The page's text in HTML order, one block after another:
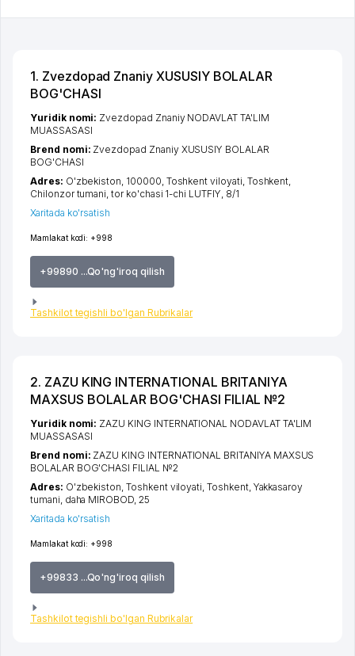
1. Zvezdopad Znaniy XUSUSIY BOLALAR
BOG'CHASI
Mamlakat kodi: +998
+99890 ...Qo'ng'iroq qilish
Tashkilot tegishli bo'lgan Rubrikalar
Yuridik nomi: Zvezdopad Znaniy NODAVLAT TA'LIM
MUASSASASI
Brend nomi: Zvezdopad Znaniy XUSUSIY BOLALAR
BOG'CHASI
Adres: O'zbekiston, 100000, Toshkent viloyati, Toshkent,
Chilonzor tumani,tor ko'chasi 1-chi LUTFIY, 8/1
Xaritada ko'rsatish
2. ZAZU KING INTERNATIONAL BRITANIYA
MAXSUS BOLALAR BOG'CHASI FILIAL №2
Mamlakat kodi: +998
+99833 ...Qo'ng'iroq qilish
Tashkilot tegishli bo'lgan Rubrikalar
Yuridik nomi: ZAZU KING INTERNATIONAL NODAVLAT TA'LIM
MUASSASASI
Brend nomi: ZAZU KING INTERNATIONAL BRITANIYA MAXSUS
BOLALAR BOG'CHASI FILIAL №2
Adres: O'zbekiston,Toshkent viloyati,Toshkent, Yakkasaroy
tumani, daha MIROBOD, 25
Xaritada ko'rsatish